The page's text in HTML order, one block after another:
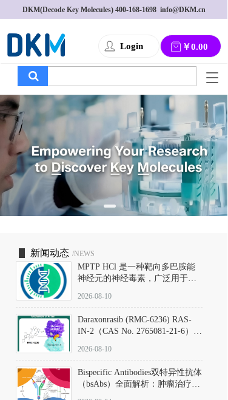
DKM(Decode Key Molecules) 400-168-1698
  info@DKM.cn
Login ￥0.00
T
g
l
e
n
a
v
i
g
a
新闻动态 /NEWS
MPTP HCl 是一种靶向多巴胺能
神经元的神经毒素，广泛用于构
以盐酸盐形式存在，可触发线粒
用即为选择性损毁中脑黑质致密
部多巴胺能神经元，从而可靠模
拟帕金森病的核心病理与行为表
2026-08-10
Daraxonrasib (RMC-6236) RAS-
IN-2（CAS No. 2765081-21-6）：
向KRAS/NRAS/HRAS的广谱RAS
2026-08-10
Bispecific Antibodies双特异性抗体
（bsAbs）全面解析：肿瘤治疗的